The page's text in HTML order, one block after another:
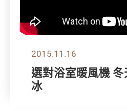
2015.11.16
選對浴室暖風機
冰